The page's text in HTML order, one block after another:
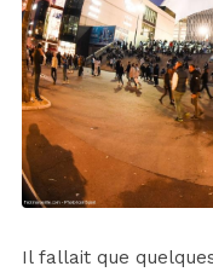
Il fallait que